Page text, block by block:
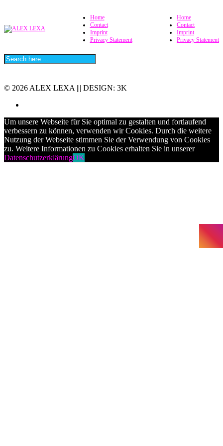
Home
Contact
Imprint
Privacy Statement
Home
Contact
Imprint
Privacy Statement
© 2026 ALEX LEXA ||| DESIGN: 3K
Um unsere Webseite für Sie optimal zu gestalten und fortlaufend
verbessern zu können, verwenden wir Cookies. Durch die weitere
Nutzung der Webseite stimmen Sie der Verwendung von Cookies
zu. Weitere Informationen zu Cookies erhalten Sie in unserer
DatenschutzerklärungOK